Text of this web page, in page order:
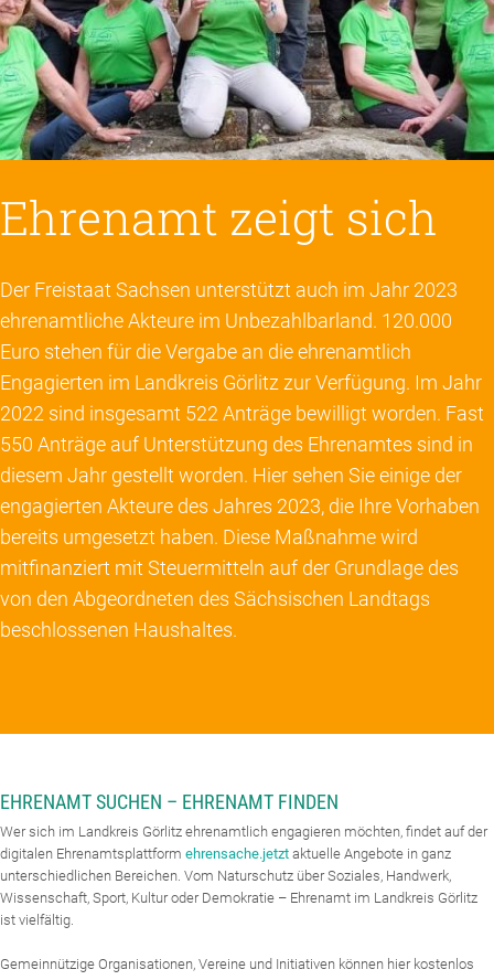
Ehrenamt zeigt sich
Der Freistaat Sachsen unterstützt auch im Jahr 2023
ehrenamtliche Akteure im Unbezahlbarland. 120.000
Euro stehen für die Vergabe an die ehrenamtlich
Engagierten im Landkreis Görlitz zur Verfügung. Im Jahr
2022 sind insgesamt 522 Anträge bewilligt worden. Fast
550 Anträge auf Unterstützung des Ehrenamtes sind in
diesem Jahr gestellt worden. Hier sehen Sie einige der
engagierten Akteure des Jahres 2023, die Ihre Vorhaben
bereits umgesetzt haben. Diese Maßnahme wird
mitfinanziert mit Steuermitteln auf der Grundlage des
von den Abgeordneten des Sächsischen Landtags
beschlossenen Haushaltes.
EHRENAMT SUCHEN – EHRENAMT FINDEN
Wer sich im Landkreis Görlitz ehrenamtlich engagieren möchten, findet auf der
digitalen Ehrenamtsplattform ehrensache.jetzt aktuelle Angebote in ganz
unterschiedlichen Bereichen. Vom Naturschutz über Soziales, Handwerk,
Wissenschaft, Sport, Kultur oder Demokratie – Ehrenamt im Landkreis Görlitz
ist vielfältig.
Gemeinnützige Organisationen, Vereine und Initiativen können hier kostenlos